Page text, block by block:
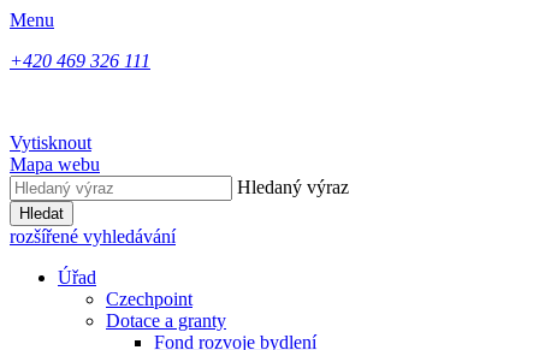
Menu
+420 469 326 111
Vytisknout
Mapa webu
Hledaný výraz
Hledat
rozšířené vyhledávání
Úřad
Czechpoint
Dotace a granty
Fond rozvoje bydlení